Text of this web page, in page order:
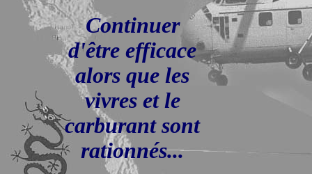
Continuer
d'être efficace
alors que les
vivres et le
carburant sont
rationnés...